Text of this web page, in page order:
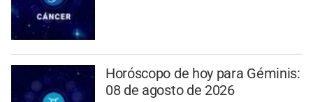
Horóscopo de hoy para Géminis:
08 de agosto de 2026